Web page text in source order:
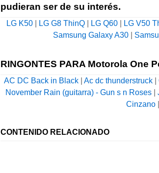
pudieran ser de su interés.
LG K50 LG G8 ThinQ LG Q60 LG V50
Samsung Galaxy A30
RINGONTES PARA Motorola One
AC DC Back in Black Ac dc thunderstruck
November Rain (guitarra) - Gun s n Roses
Cinzano|
CONTENIDO RELACIONADO